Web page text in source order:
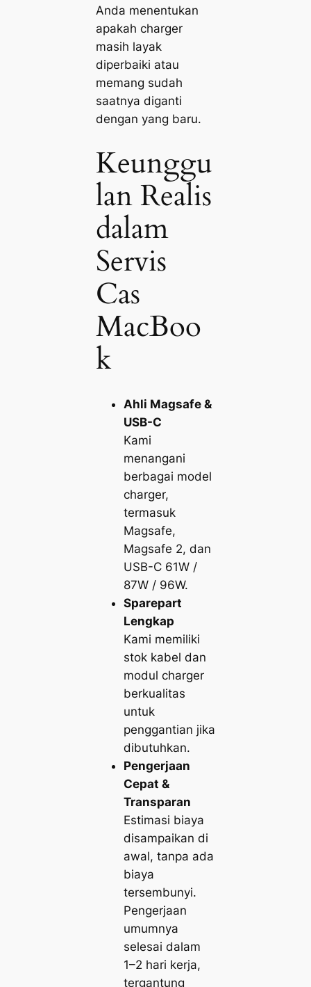
Anda menentukan
apakah charger
masih layak
diperbaiki atau
memang sudah
saatnya diganti
dengan yang baru.
Keunggu
lan Realis
dalam
Servis
Cas
MacBoo
k
Ahli Magsafe &
USB-C
Kami
menangani
berbagai model
charger,
termasuk
Magsafe,
Magsafe 2, dan
USB-C 61W /
87W / 96W.
Sparepart
Lengkap
Kami memiliki
stok kabel dan
modul charger
berkualitas
untuk
penggantian jika
dibutuhkan.
Pengerjaan
Cepat &
Transparan
Estimasi biaya
disampaikan di
awal, tanpa ada
biaya
tersembunyi.
Pengerjaan
umumnya
selesai dalam
1–2 hari kerja,
tergantung